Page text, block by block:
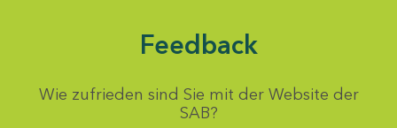
Feedback
Wie zufrieden sind Sie mit der Website der
SAB?